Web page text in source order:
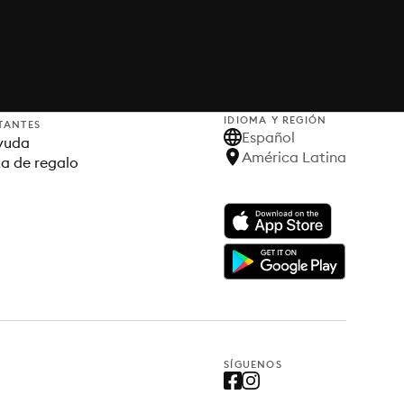
de regalo
IDIOMA Y REGIÓN
Español
América Latina
SÍGUENOS